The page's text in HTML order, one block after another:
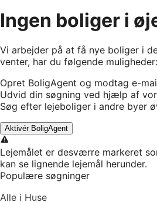
Ingen boliger i
Vi arbejder på at få nye boliger i
venter, har du følgende muligheder:
Opret BoligAgent og modtag e-
Udvid din søgning ved hjælp af
Søg efter lejeboliger i andre byer
Aktivér BoligAgent
Lejemålet er desværre markeret
kan se lignende lejemål herunder.
Populære søgninger
Alle i Huse